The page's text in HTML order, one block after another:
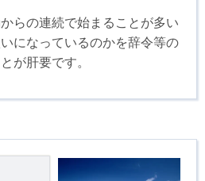
らの連続で始まることが多い
になっているのかを辞令等の
が肝要です。